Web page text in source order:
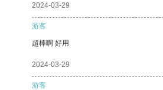
2024-03-29
游客
超棒啊 好用
2024-03-29
游客